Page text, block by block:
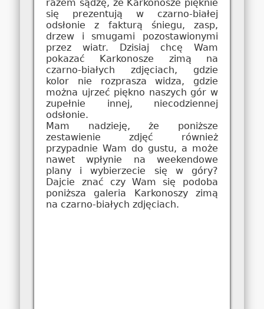
razem sądzę, że Karkonosze pięknie
się prezentują w czarno-białej
odsłonie z fakturą śniegu, zasp,
drzew i smugami pozostawionymi
przez wiatr. Dzisiaj chcę Wam
pokazać Karkonosze zimą na
czarno-białych zdjęciach, gdzie
kolor nie rozprasza widza, gdzie
można ujrzeć piękno naszych gór w
zupełnie innej, niecodziennej
odsłonie.
Mam nadzieję, że poniższe
zestawienie zdjęć również
przypadnie Wam do gustu, a może
nawet wpłynie na weekendowe
plany i wybierzecie się w góry?
Dajcie znać czy Wam się podoba
poniższa galeria Karkonoszy zimą
na czarno-białych zdjęciach.